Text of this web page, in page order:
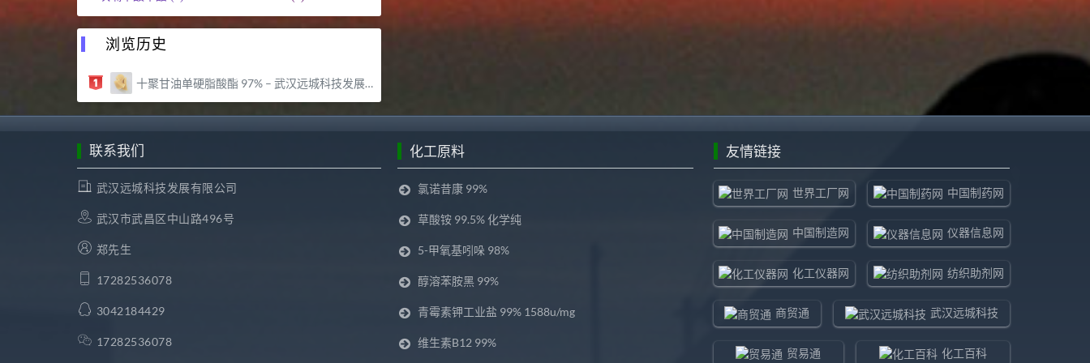
浏览历史
十聚甘油单硬脂酸酯 97% – 武汉远城科技发展有限公司
联系我们
武汉远城科技发展有限公司
武汉市武昌区中山路496号
郑先生
17282536078
3042184429
17282536078
化工原料
氯诺昔康 99%
草酸铵 99.5% 化学纯
5-甲氧基吲哚 98%
醇溶苯胺黑 99%
青霉素钾工业盐 99% 1588u/mg
维生素B12 99%
友情链接
世界工厂网 中国制药网
中国制造网 仪器信息网
化工仪器网 纺织助剂网
商贸通 武汉远城科技
贸易通 化工百科